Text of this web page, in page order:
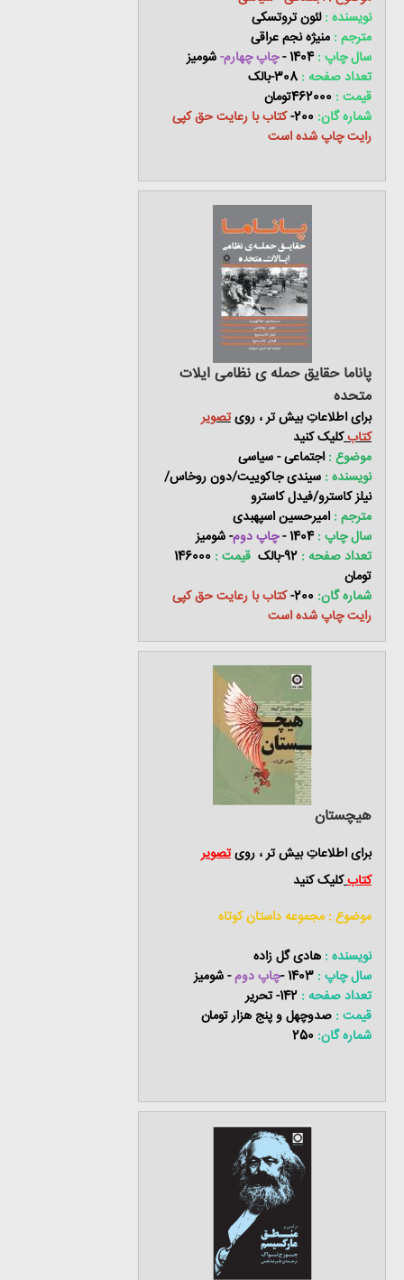
نویسنده :لئون تروتسکی
مترجم : منیژه نجم عراقی
سال چاپ :1404 - چاپ چهارم-شومیز
تعداد صفحه : 308-بالک
قیمت : 462000تومان
شماره گان: 200- کتاب با رعایت حق کپی
رایت چاپ شده است
پاناما حقایق حمله ی نظامی ایلات
متحده
برای اطلاعاتِ بیش تر ، رویتصویر
کتابکلیک کنید
موضوع :اجتماعی - سیاسی
نویسنده : سیندی جاکوییت/دون روخاس/
نیلز کاسترو/فیدل کاسترو
مترجم :امیرحسین اسپهبدی
سال چاپ :1404 - چاپ دوم- شومیز
تعداد صفحه : 92-بالک قیمت : 146000
تومان
شماره گان:
کتاب با رعایت حق کپی
رایت چاپ شده است
هیچستان
برای اطلاعاتِ بیش تر ، رویتصویر
کتابکلیک کنید
موضوع : مجموعه داستان کوتاه
نویسنده : هادی گل زاده
سال چاپ : 1403 - چاپ دوم- شومیز
تعداد صفحه : 142- تحریر
قیمت : صدوچهل و پنج هزار تومان
شماره گان: 250